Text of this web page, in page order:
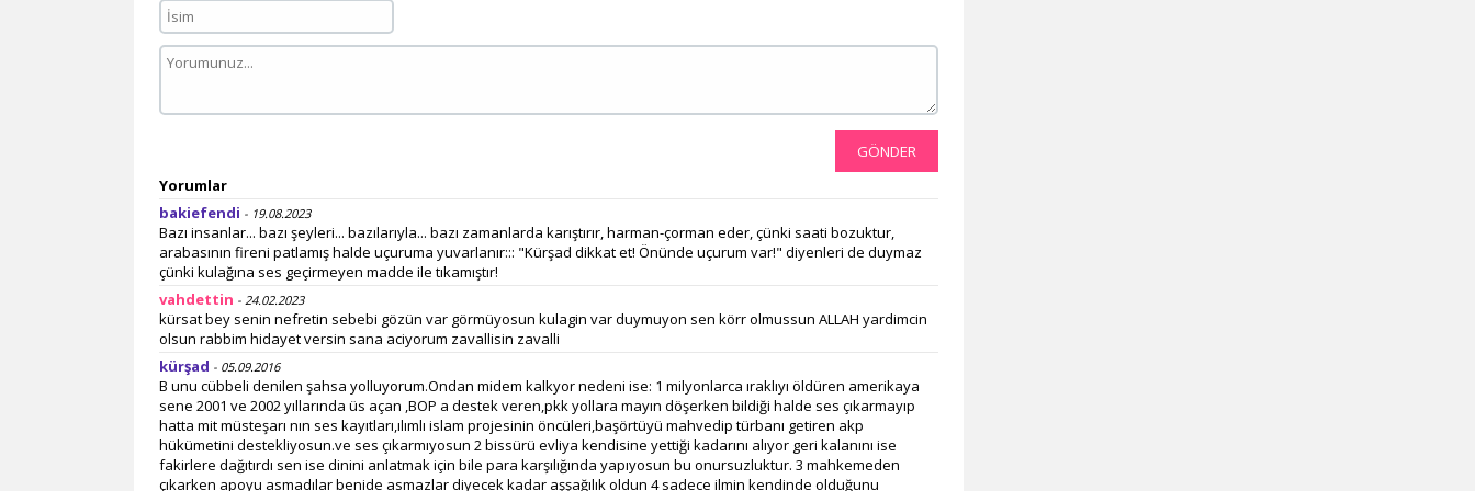
Kanal 26
FM Tv
TRT World
Ege Türk Tv
Diyanet Tv
Nasa Tv
Er Tv
Zarok Tv
Vuslat Tv
Ege Tv
GÖNDER
Yorumlar
bakiefendi - 19.08.2023
Bazı insanlar... bazı şeyleri... bazılarıyla... bazı zamanlarda karıştırır, harman-çorman eder, çünki saati bozuktur,
arabasının fireni patlamış halde uçuruma yuvarlanır::: "Kürşad dikkat et! Önünde uçurum var!" diyenleri de duymaz
çünki kulağına ses geçirmeyen madde ile tıkamıştır!
vahdettin - 24.02.2023
kürsat bey senin nefretin sebebi gözün var görmüyosun kulagin var duymuyon sen körr olmussun ALLAH yardimcin
olsun rabbim hidayet versin sana aciyorum zavallisin zavalli
kürşad - 05.09.2016
B unu cübbeli denilen şahsa yolluyorum.Ondan midem kalkyor nedeni ise: 1 milyonlarca ıraklıyı öldüren amerikaya
sene 2001 ve 2002 yıllarında üs açan ,BOP a destek veren,pkk yollara mayın döşerken bildiği halde ses çıkarmayıp
hatta mit müsteşarı nın ses kayıtları,ılımlı islam projesinin öncüleri,başörtüyü mahvedip türbanı getiren akp
hükümetini destekliyosun.ve ses çıkarmıyosun 2 bissürü evliya kendisine yettiği kadarını alıyor geri kalanını ise
fakirlere dağıtırdı sen ise dinini anlatmak için bile para karşılığında yapıyosun bu onursuzluktur. 3 mahkemeden
çıkarken apoyu asmadılar benide asmazlar diyecek kadar aşşağılık oldun 4 sadece ilmin kendinde olduğunu